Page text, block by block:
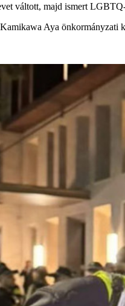
váltott, majd ismert
Aya